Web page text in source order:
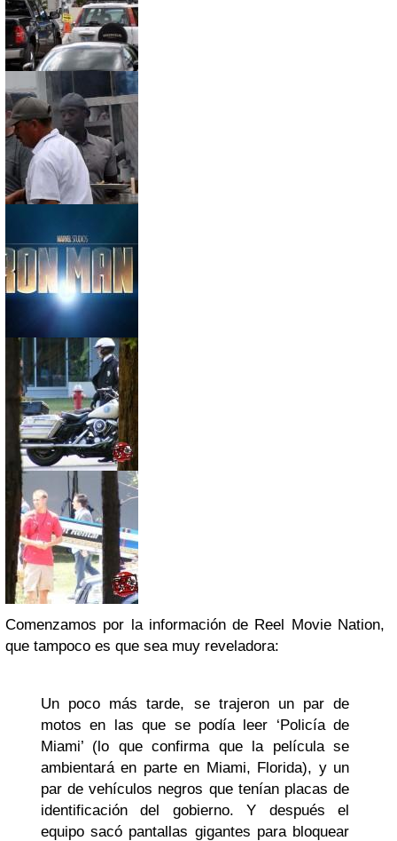
Comenzamos por la información de Reel Movie Nation,
que tampoco es que sea muy reveladora:
Un poco más tarde, se trajeron un par de
motos en las que se podía leer ‘Policía de
Miami’ (lo que confirma que la película se
ambientará en parte en Miami, Florida), y un
par de vehículos negros que tenían placas de
identificación del gobierno. Y después el
equipo sacó pantallas gigantes para bloquear